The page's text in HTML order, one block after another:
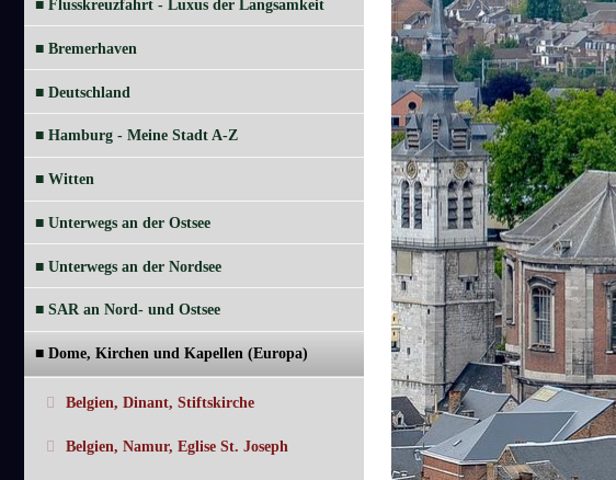
■ Flusskreuzfahrt - Luxus der Langsamkeit
■ Bremerhaven
■ Deutschland
■ Hamburg - Meine Stadt A-Z
■ Witten
■ Unterwegs an der Ostsee
■ Unterwegs an der Nordsee
■ SAR an Nord- und Ostsee
■ Dome, Kirchen und Kapellen (Europa)
Belgien, Dinant, Stiftskirche
Belgien, Namur, Eglise St. Joseph